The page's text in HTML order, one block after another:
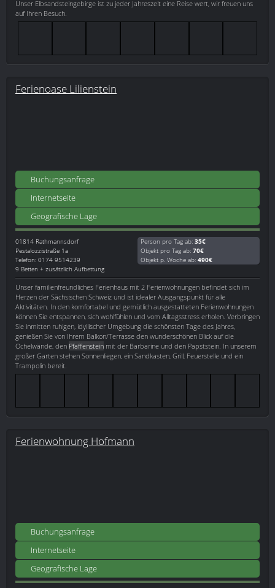
Unser Elbsandsteingebirge ist zu jeder Jahreszeit eine Reise wert, wir freuen uns
auf Ihren Besuch.
Ferienoase Lilienstein
Buchungsanfrage
Internetseite
Geografische Lage
01814 Rathmannsdorf
Pestalozzistraße 1a
Telefon: 0174 9514239
9 Betten + zusätzlich Aufbettung
Person pro Tag ab: 35€
Objekt pro Tag ab: 70€
Objekt p. Woche ab: 490€
Unser familienfreundliches Ferienhaus mit 2 Ferienwohnungen befindet sich im
Herzen der Sächsischen Schweiz und ist idealer Ausgangspunkt für alle
Aktivitäten. In den komfortabel und gemütlich ausgestatteten Ferienwohnungen
können Sie entspannen, sich wohlfühlen und vom Alltagsstress erholen. Verbringen
Sie inmitten ruhigen, idyllischer Umgebung die schönsten Tage des Jahres,
genießen Sie von Ihrem Balkon/Terrasse den wunderschönen Blick auf die
Ochelwände, den Pfaffenstein mit der Barbarine und den Papststein. In unserem
großer Garten stehen Sonnenliegen, ein Sandkasten, Grill, Feuerstelle und ein
Trampolin bereit.
Ferienwohnung Hofmann
Buchungsanfrage
Internetseite
Geografische Lage